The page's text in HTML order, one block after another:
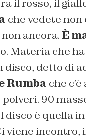
il rosso, il
che vedete
non ancora. È
Materia che
detto di
Rumba che
90
è quella
viene incontro,